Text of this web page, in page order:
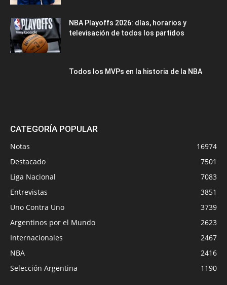
NBA Playoffs 2026: días, horarios y
televisación de todos los partidos
Todos los MVPs en la historia de la NBA
CATEGORÍA POPULAR
Notas
16974
Destacado
7501
Liga Nacional
7083
Entrevistas
3851
Uno Contra Uno
3739
Argentinos por el Mundo
2623
Internacionales
2467
NBA
2416
Selección Argentina
1190